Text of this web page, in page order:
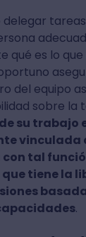
qué es lo
del equipo
sobre la
su trabajo
vinculada
con tal
tiene la
.